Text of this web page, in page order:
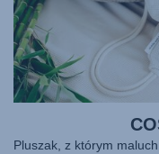
Pluszak, z którym